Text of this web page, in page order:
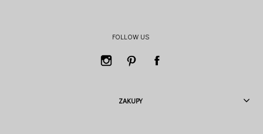
FOLLOW US
ZAKUPY